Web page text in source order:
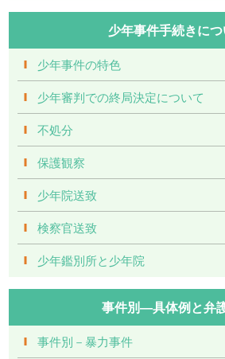
少年事件手続きに
少年事件の特色
少年審判での終局決定について
不処分
保護観察
少年院送致
検察官送致
少年鑑別所と少年院
事件別―具体例と弁
事件別－暴力事件